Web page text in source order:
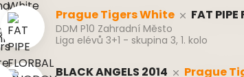
Prague Tigers White FAT
DDM P10 Zahradní Město
Liga elévů 3+1 - skupina 3, 1. kolo
BLACK ANGELS 2014 Prague